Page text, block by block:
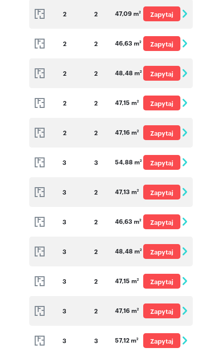
Numer oferty: 58
2 2 47,09 m2
Zapytaj
2 2 46,63 m2
Zapytaj
2 2 48,48 m2
Zapytaj
2 2 47,15 m2
Zapytaj
2 2 47,16 m2
Zapytaj
3 3 54,88 m2
Zapytaj
3 2 47,13 m2
Zapytaj
3 2 46,63 m2
Zapytaj
3 2 48,48 m2
Zapytaj
3 2 47,15 m2
Zapytaj
3 2 47,16 m2
Zapytaj
3 3 57,12 m2
Zapytaj